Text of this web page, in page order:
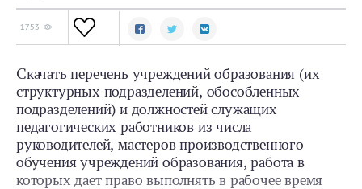
1753
Скачать перечень учреждений образования (их
структурных подразделений, обособленных
подразделений) и должностей служащих
педагогических работников из числа
руководителей, мастеров производственного
обучения учреждений образования, работа в
которых дает право выполнять в рабочее время